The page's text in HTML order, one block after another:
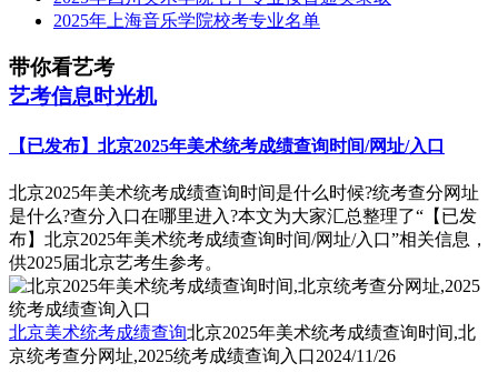
2025年上海音乐学院校考专业名单
带你看艺考
艺考信息时光机
【已发布】北京2025年美术统考成绩查询时间/网址/入口
北京2025年美术统考成绩查询时间是什么时候?统考查分网址
是什么?查分入口在哪里进入?本文为大家汇总整理了“【已发
布】北京2025年美术统考成绩查询时间/网址/入口”相关信息，
供2025届北京艺考生参考。
北京美术统考成绩查询北京2025年美术统考成绩查询时间,北
京统考查分网址,2025统考成绩查询入口2024/11/26